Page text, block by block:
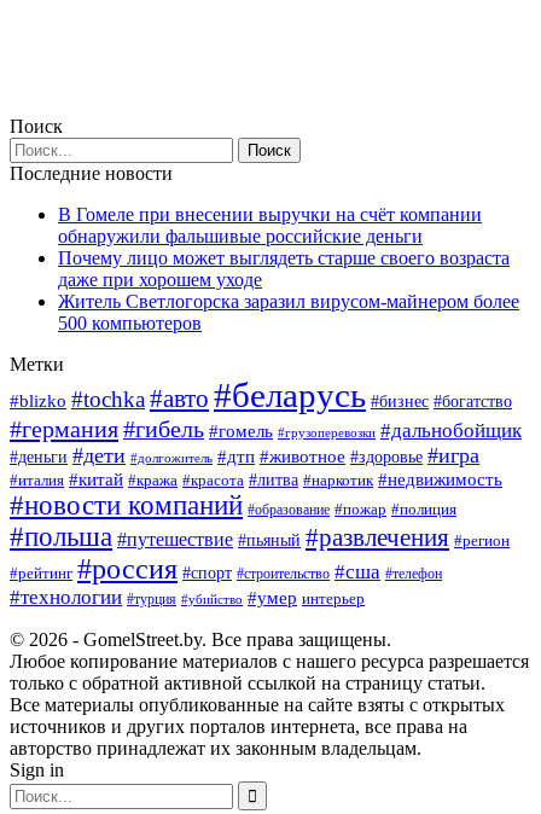
Поиск
Последние новости
В Гомеле при внесении выручки на счёт компании
обнаружили фальшивые российские деньги
Почему лицо может выглядеть старше своего возраста
даже при хорошем уходе
Житель Светлогорска заразил вирусом-майнером более
500 компьютеров
Метки
#blizko #tochka#авто #беларусь #бизнес #богатство
#германия#гибель #гомель #грузоперевозки #дальнобойщик
#деньги #дети #долгожитель #дтп #животное #здоровье #игра
#италия #китай #кража #красота #литва #наркотик #недвижимость
#новости компаний #образование #пожар #полиция
#польша #путешествие #пьяный #развлечения #регион
#рейтинг #россия #спорт #строительство #сша #телефон
#технологии #турция #убийство #умер интерьер
© 2026 - GomelStreet.by. Все права защищены.
Любое копирование материалов с нашего ресурса разрешается
только с обратной активной ссылкой на страницу статьи.
Все материалы опубликованные на сайте взяты с открытых
источников и других порталов интернета, все права на
авторство принадлежат их законным владельцам.
Sign in